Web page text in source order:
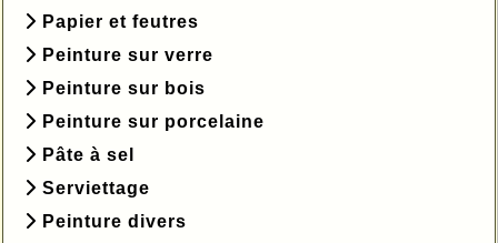
Papier et feutres
Peinture sur verre
Peinture sur bois
Peinture sur porcelaine
Pâte à sel
Serviettage
Peinture divers